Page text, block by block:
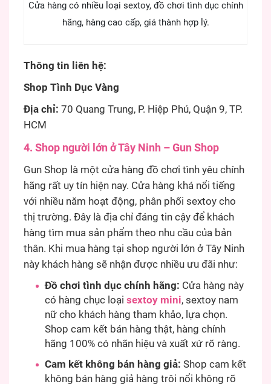
Cửa hàng có nhiều loại sextoy, đồ chơi tình dục chính
hãng, hàng cao cấp, giá thành hợp lý.
Thông tin liên hệ:
Shop Tình Dục Vàng
Địa chỉ: 70 Quang Trung, P. Hiệp Phú, Quận 9, TP.
HCM
4. Shop người lớn ở Tây Ninh – Gun Shop
Gun Shop là một cửa hàng đồ chơi tình yêu chính
hãng rất uy tín hiện nay. Cửa hàng khá nổi tiếng
với nhiều năm hoạt động, phân phối sextoy cho
thị trường. Đây là địa chỉ đáng tin cậy để khách
hàng tìm mua sản phẩm theo nhu cầu của bản
thân. Khi mua hàng tại shop người lớn ở Tây Ninh
này khách hàng sẽ nhận được nhiều ưu đãi như:
Đồ chơi tình dục chính hãng: Cửa hàng này
có hàng chục loại sextoy mini, sextoy nam
nữ cho khách hàng tham khảo, lựa chọn.
Shop cam kết bán hàng thật, hàng chính
hãng 100% có nhãn hiệu và xuất xứ rõ ràng.
Cam kết không bán hàng giả: Shop cam kết
không bán hàng giả hàng trôi nổi không rõ